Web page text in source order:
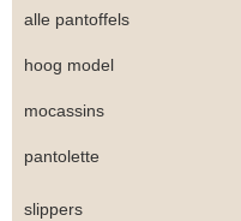
alle pantoffels
hoog model
mocassins
pantolette
slippers